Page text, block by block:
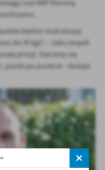
nad KKP Koroną
będzie miał okazję
do IV ligi? – Jako zespół
presji. Staramy się
punkt po punkcie - dodaje